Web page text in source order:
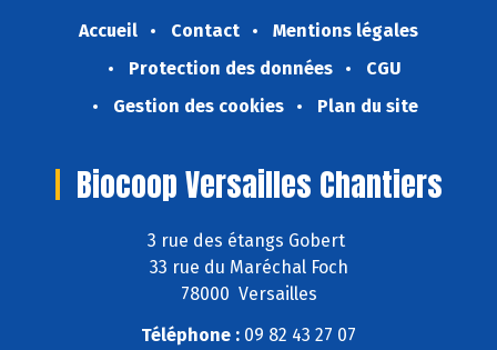
Accueil Contact
Mentions légales
Protection des données
CGU
Gestion des cookies
Plan du site
Biocoop Versailles Chantiers
3 rue des étangs Gobert
33 rue du Maréchal Foch
78000 Versailles
Téléphone : 09 82 43 27 07